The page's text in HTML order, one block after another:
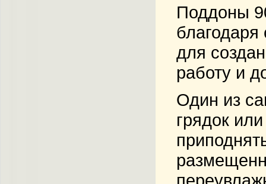
Поддоны
для
работу и
Один из
грядок